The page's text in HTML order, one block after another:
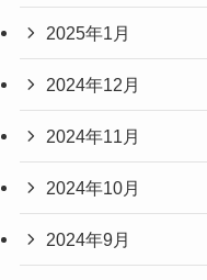
2025年1月
2024年12月
2024年11月
2024年10月
2024年9月